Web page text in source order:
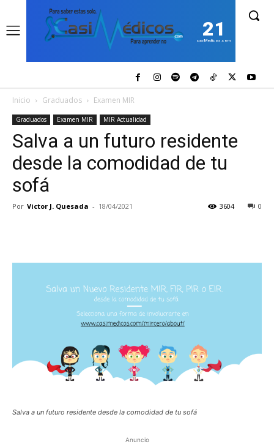
21
casiMedicos.com
Inicio Graduados Examen MIR
Graduados Examen MIR MIR Actualidad
Salva a un futuro residente
desde la comodidad de tu
sofá
Por Victor J. Quesada - 18/04/2021 0
3604
Salva a un futuro residente desde la comodidad de tu sofá
Anuncio